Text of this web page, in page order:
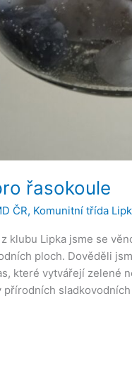
řasokoule
ČR, Komunitní třída
klubu Lipka jsme se
ploch. Dověděli
které vytvářejí zelené